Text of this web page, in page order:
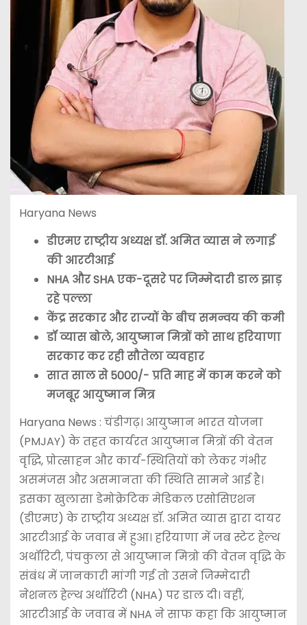
Haryana News
डीएमए राष्ट्रीय अध्यक्ष डॉ. अमित व्यास ने लगाई
की आरटीआई
NHA और SHA एक-दूसरे पर जिम्मेदारी डाल झाड़
रहे पल्ला
केंद्र सरकार और राज्यों के बीच समन्वय की कमी
डॉ व्यास बोले, आयुष्मान मित्रों को साथ हरियाणा
सरकार कर रही सौतेला व्यवहार
सात साल से 5000/- प्रति माह में काम करने को
मजबूर आयुष्मान मित्र
Haryana News : चंडीगढ़। आयुष्मान भारत योजना
(PMJAY) के तहत कार्यरत आयुष्मान मित्रों की वेतन
वृद्धि, प्रोत्साहन और कार्य-स्थितियों को लेकर गंभीर
असमंजस और असमानता की स्थिति सामने आई है।
इसका खुलासा डेमोक्रेटिक मेडिकल एसोसिएशन
(डीएमए) के राष्ट्रीय अध्यक्ष डॉ. अमित व्यास द्वारा दायर
आरटीआई के जवाब में हुआ। हरियाणा में जब स्टेट हेल्थ
अथॉरिटी, पंचकुला से आयुष्मान मित्रो की वेतन वृद्धि के
संबंध में जानकारी मांगी गई तो उसने जिम्मेदारी
नेशनल हेल्थ अथॉरिटी (NHA) पर डाल दी। वहीं,
आरटीआई के जवाब में NHA ने साफ कहा कि आयुष्मान